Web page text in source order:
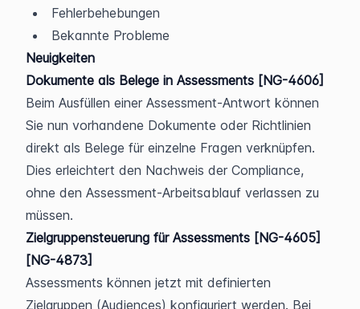
Fehlerbehebungen
Bekannte Probleme
Neuigkeiten
Dokumente als Belege in Assessments [NG-4606]
Beim Ausfüllen einer Assessment-Antwort können
Sie nun vorhandene Dokumente oder Richtlinien
direkt als Belege für einzelne Fragen verknüpfen.
Dies erleichtert den Nachweis der Compliance,
ohne den Assessment-Arbeitsablauf verlassen zu
müssen.
Zielgruppensteuerung für Assessments [NG-4605]
[NG-4873]
Assessments können jetzt mit definierten
Zielgruppen (Audiences) konfiguriert werden. Bei